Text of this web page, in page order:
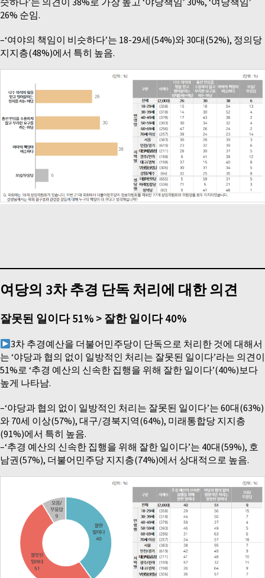
26% 순임.
–‘여야의 책임이 비슷하다’는 18-29세(54%)와 30대(52%), 정의당
지지층(48%)에서 특히 높음.
여당의 3차 추경 단독 처리에 대한 의견
잘못된 일이다 51% > 잘한 일이다 40%
3차 추경예산을 더불어민주당이 단독으로 처리한 것에 대해서
는 ‘야당과 협의 없이 일방적인 처리는 잘못된 일이다’라는 의견이
51%로 ‘추경 예산의 신속한 집행을 위해 잘한 일이다’(40%)보다
높게 나타남.
–‘야당과 협의 없이 일방적인 처리는 잘못된 일이다’는 60대(63%)
와 70세 이상(57%), 대구/경북지역(64%), 미래통합당 지지층
(91%)에서 특히 높음.
–‘추경 예산의 신속한 집행을 위해 잘한 일이다’는 40대(59%), 호
남권(57%), 더불어민주당 지지층(74%)에서 상대적으로 높음.